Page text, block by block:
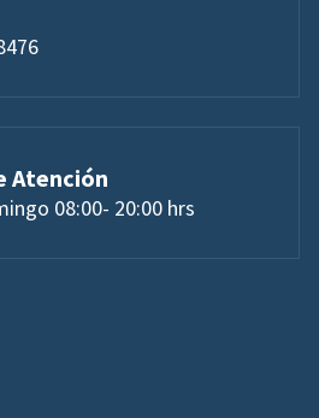
Atención
08:00- 20:00 hrs